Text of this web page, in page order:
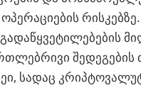
ოპერაციების
შედეგების
სადაც